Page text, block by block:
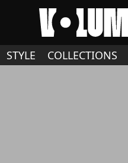
STYLE COLLECTIONS